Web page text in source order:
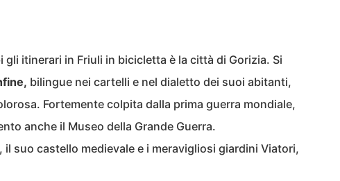
itinerari in Friuli in bicicletta è la città di Gorizia. Si
bilingue nei cartelli e nel dialetto dei suoi abitanti,
Fortemente colpita dalla prima guerra mondiale,
anche il Museo della Grande Guerra.
suo castello medievale e i meravigliosi giardini Viatori,